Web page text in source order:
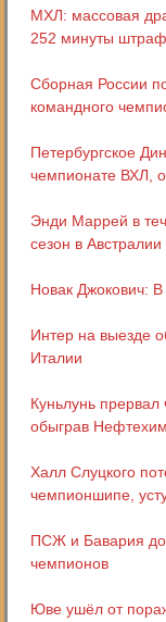
МХЛ: массовая
252 минуты
Сборная России
командного
Петербургское
чемпионате ВХЛ,
Энди Маррей в
сезон в Австралии
Новак Джокович:
Интер на выезде
Италии
Куньлунь
обыграв
Халл Слуцкого
чемпионшипе,
ПСЖ и Бавария
чемпионов
Юве ушёл от